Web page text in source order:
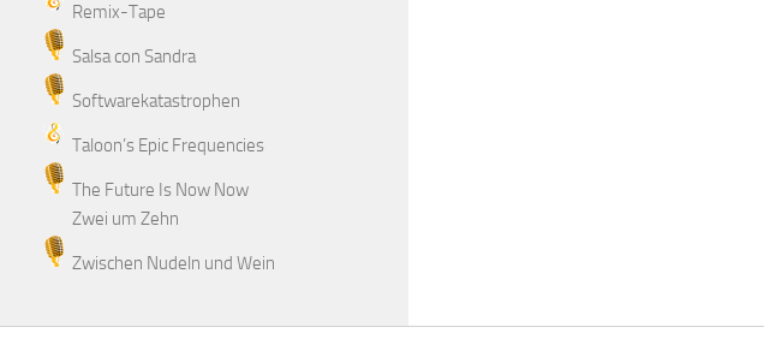
Remix-Tape
Salsa con Sandra
Softwarekatastrophen
Taloon’s Epic Frequencies
The Future Is Now Now
Zwei um Zehn
Zwischen Nudeln und Wein